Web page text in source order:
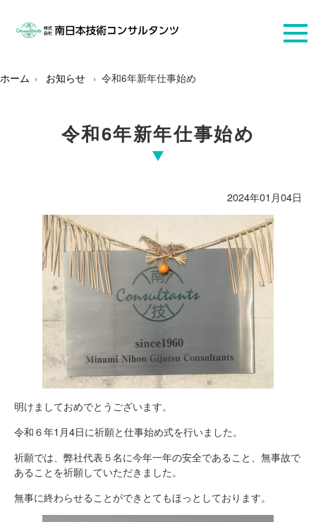
ホーム お知らせ 令和6年新年仕事始め
令和6年新年仕事始め
2024年01月04日
明けましておめでとうございます。
令和６年1月4日に祈願と仕事始め式を行いました。
祈願では、弊社代表５名に今年一年の安全であること、無事故で
あることを祈願していただきました。
無事に終わらせることができとてもほっとしております。